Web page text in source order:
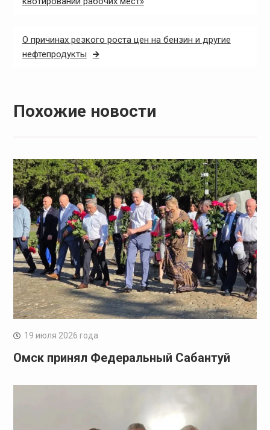
О причинах резкого роста цен на бензин и другие
нефтепродукты
Похожие новости
19 июля 2026 года
Омск принял Федеральный Сабантуй